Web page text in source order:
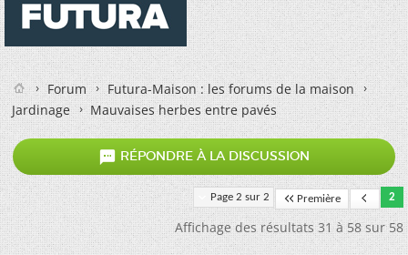
Forum
Futura-Maison : les forums de la maison
Jardinage
Mauvaises herbes entre pavés
 RÉPONDRE À LA DISCUSSION
Page 2 sur 2 Première 2
Affichage des résultats 31 à 58 sur 58